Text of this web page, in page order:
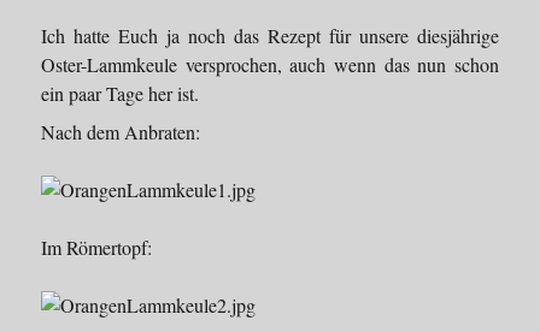
Ich hatte Euch ja noch das Rezept für unsere diesjährige
Oster-Lammkeule versprochen, auch wenn das nun schon
ein paar Tage her ist.
Nach dem Anbraten:
Im Römertopf: